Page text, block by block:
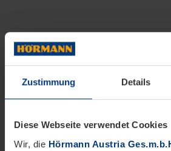
Zustimmung Details
Diese Webseite verwendet Cookies
Wir, die Hörmann Austria